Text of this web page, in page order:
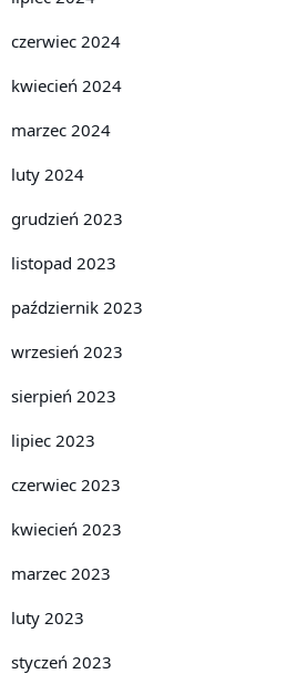
czerwiec 2024
kwiecień 2024
marzec 2024
luty 2024
grudzień 2023
listopad 2023
październik 2023
wrzesień 2023
sierpień 2023
lipiec 2023
czerwiec 2023
kwiecień 2023
marzec 2023
luty 2023
styczeń 2023